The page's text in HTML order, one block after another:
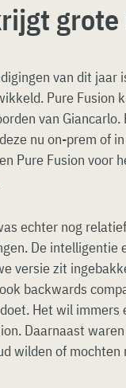
van dit jaar
Pure Fusion
van
nu on-prem of
Pure Fusion voor
echter nog
De intelligentie
versie zit
backwards
Het wil immers
Daarnaast
wilden of mochten